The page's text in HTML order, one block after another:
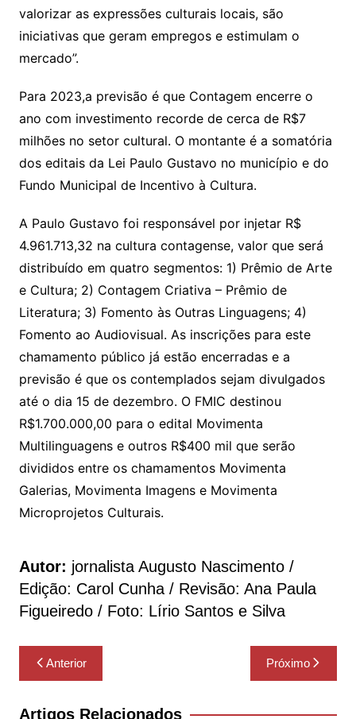
valorizar as expressões culturais locais, são
iniciativas que geram empregos e estimulam o
mercado”.
Para 2023,a previsão é que Contagem encerre o
ano com investimento recorde de cerca de R$7
milhões no setor cultural. O montante é a somatória
dos editais da Lei Paulo Gustavo no município e do
Fundo Municipal de Incentivo à Cultura.
A Paulo Gustavo foi responsável por injetar R$
4.961.713,32 na cultura contagense, valor que será
distribuído em quatro segmentos: 1) Prêmio de Arte
e Cultura; 2) Contagem Criativa – Prêmio de
Literatura; 3) Fomento às Outras Linguagens; 4)
Fomento ao Audiovisual. As inscrições para este
chamamento público já estão encerradas e a
previsão é que os contemplados sejam divulgados
até o dia 15 de dezembro. O FMIC destinou
R$1.700.000,00 para o edital Movimenta
Multilinguagens e outros R$400 mil que serão
divididos entre os chamamentos Movimenta
Galerias, Movimenta Imagens e Movimenta
Microprojetos Culturais.
Autor: jornalista Augusto Nascimento /
Edição: Carol Cunha / Revisão: Ana Paula
Figueiredo / Foto: Lírio Santos e Silva
Navegação
de
Post
Anterior Próximo
Artigos Relacionados